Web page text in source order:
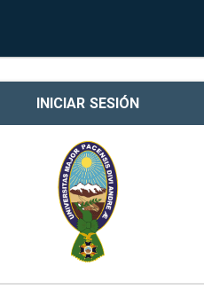
INICIAR SESIÓN